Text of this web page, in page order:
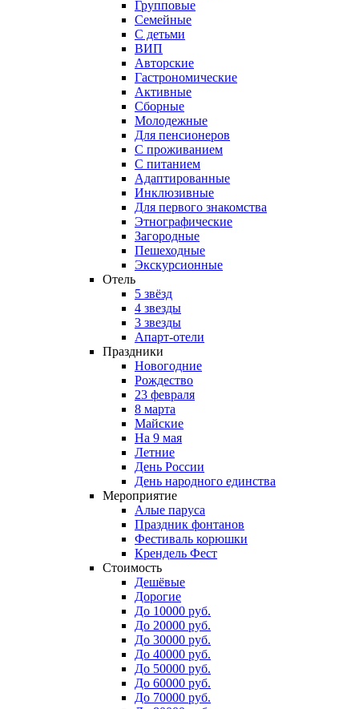
Групповые
Семейные
С детьми
ВИП
Авторские
Гастрономические
Активные
Сборные
Молодежные
Для пенсионеров
С проживанием
С питанием
Адаптированные
Инклюзивные
Для первого знакомства
Этнографические
Загородные
Пешеходные
Экскурсионные
Отель
5 звёзд
4 звезды
3 звезды
Апарт-отели
Праздники
Новогодние
Рождество
23 февраля
8 марта
Майские
На 9 мая
Летние
День России
День народного единства
Мероприятие
Алые паруса
Праздник фонтанов
Фестиваль корюшки
Крендель Фест
Стоимость
Дешёвые
Дорогие
До 10000 руб.
До 20000 руб.
До 30000 руб.
До 40000 руб.
До 50000 руб.
До 60000 руб.
До 70000 руб.